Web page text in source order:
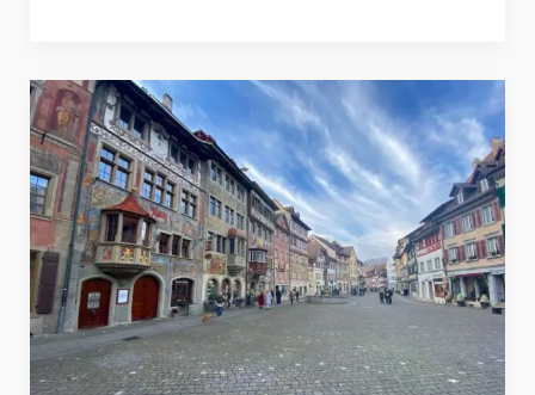
(Rheinfall)
na
Suíça